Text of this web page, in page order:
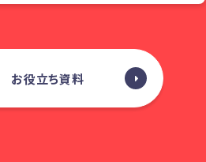
お役立ち資料